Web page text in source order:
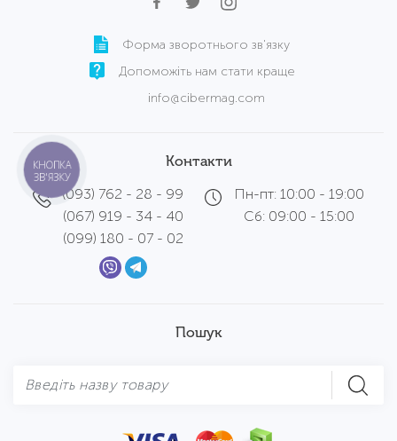
Форма зворотнього зв'язку
Допоможіть нам стати краще
info@cibermag.com
Контакти
(093) 762 - 28 - 99
(067) 919 - 34 - 40
(099) 180 - 07 - 02
Пн-пт: 10:00 - 19:00
Сб: 09:00 - 15:00
Пошук
КНОПКА
ЗВ'ЯЗКУ